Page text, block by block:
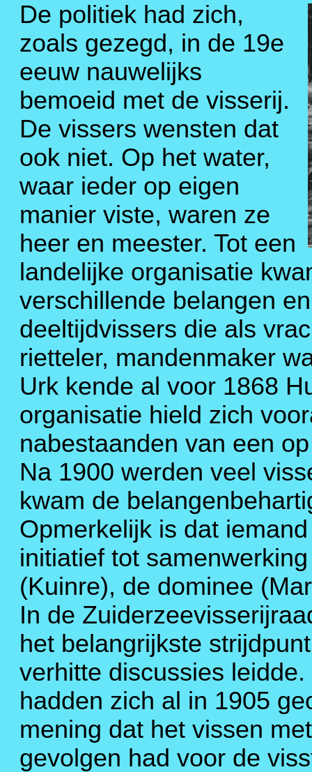
De politiek had zich,
zoals gezegd, in de 19e
eeuw nauwelijks
bemoeid met de visserij.
De vissers wensten dat
ook niet. Op het water,
waar ieder op eigen
manier viste, waren ze
heer en meester. Tot een
landelijke organisatie
verschillende belangen
deeltijdvissers die als
rietteler, mandenmaker
Urk kende al voor 1868
organisatie hield zich
nabestaanden van een
Na 1900 werden veel
kwam de
Opmerkelijk is dat
initiatief tot
(Kuinre), de dominee
In de
het belangrijkste
verhitte discussies
hadden zich al in 1905
mening dat het vissen
gevolgen had voor de